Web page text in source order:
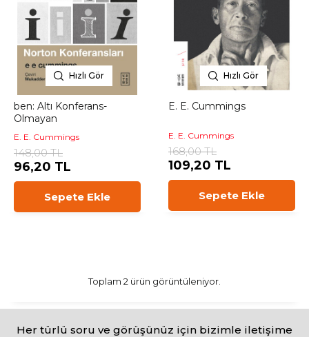
Hızlı Gör
ben: Altı Konferans-
Olmayan
E. E. Cummings
148,00 TL
96,20 TL
Sepete Ekle
Hızlı Gör
E. E. Cummings
E. E. Cummings
168,00 TL
109,20 TL
Sepete Ekle
Toplam 2 ürün görüntüleniyor.
Her türlü soru ve görüşünüz için bizimle iletişime